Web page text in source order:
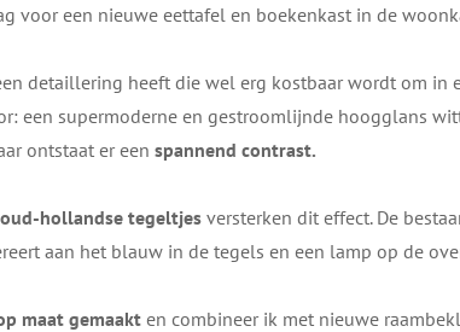
voor een nieuwe eettafel en boekenkast in de
detaillering heeft die wel erg kostbaar wordt om in
een supermoderne en gestroomlijnde hoogglans
ontstaat er een spannend contrast.
hollandse tegeltjes versterken dit effect. De
aan het blauw in de tegels en een lamp op de
maat gemaakten combineer ik met nieuwe